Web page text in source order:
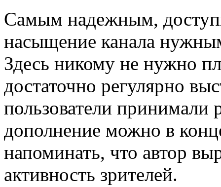
Самым надежным,
насыщение канала
Здесь никому не нужно
достаточно регулярно
пользователи принимали
дополнение можно в
напоминать, что автор
активность зрителей.